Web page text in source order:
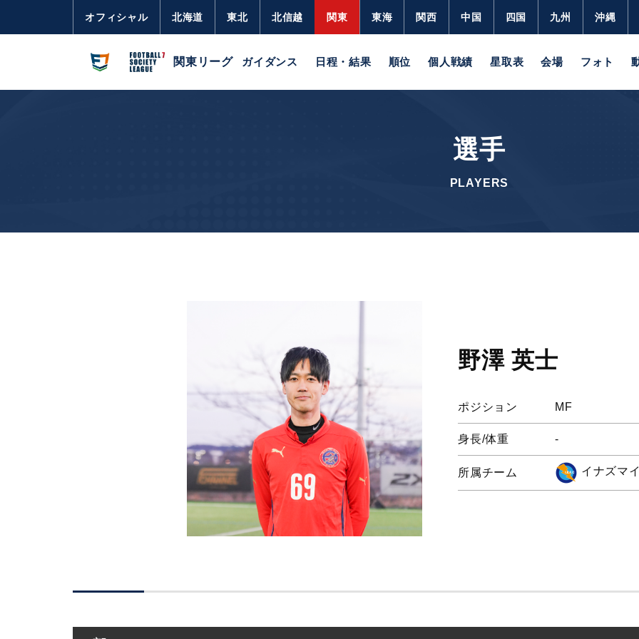
オフィシャル 北海道 東北 北信越 関東 東海 関西 中国 四国 九州 沖縄
関東リーグ ガイダンス 日程・結果 順位 個人戦績 星取表 会場 フォト
選手
PLAYERS
野澤 英士
ポジション MF
身長/体重 -
所属チーム イナズマ